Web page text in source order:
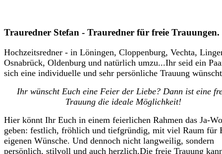
Trauredner Stefan - Trauredner für freie Trauungen.
Hochzeitsredner - in Löningen, Cloppenburg, Vechta,
Osnabrück, Oldenburg und natürlich umzu...Ihr seid ein
sich eine individuelle und sehr persönliche Trauung
Ihr wünscht Euch eine Feier der Liebe? Dann ist eine
Trauung die ideale Möglichkeit!
Hier könnt Ihr Euch in einem feierlichen Rahmen das Ja-
geben: festlich, fröhlich und tiefgründig, mit viel Raum für
eigenen Wünsche. Und dennoch nicht langweilig, sondern
persönlich, stilvoll und auch herzlich.Die freie Trauung